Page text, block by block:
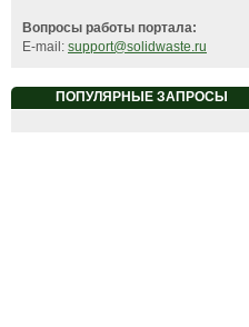
Вопросы работы портала:
E-mail: support@solidwaste.ru
ПОПУЛЯРНЫЕ ЗАПРОСЫ